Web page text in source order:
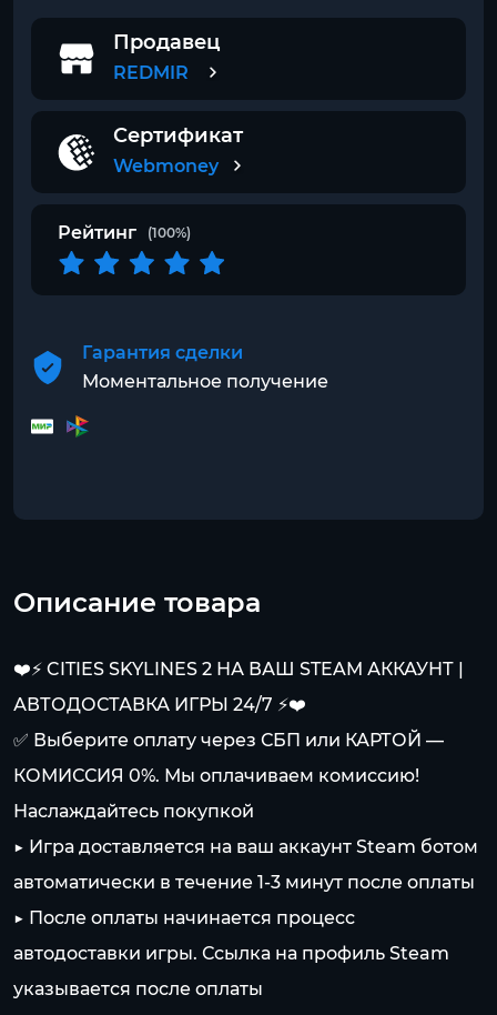
Продавец
REDMIR
Сертификат
Webmoney
Рейтинг (100%)
Гарантия сделки
Моментальное получение
Описание товара
❤️⚡️ CITIES SKYLINES 2 НА ВАШ STEAM АККАУНТ |
АВТОДОСТАВКА ИГРЫ 24/7 ⚡️❤️
✅ Выберите оплату через СБП или КАРТОЙ —
КОМИССИЯ 0%. Мы оплачиваем комиссию!
Наслаждайтесь покупкой
▶️ Игра доставляется на ваш аккаунт Steam ботом
автоматически в течение 1-3 минут после оплаты
▶️ После оплаты начинается процесс
автодоставки игры. Ссылка на профиль Steam
указывается после оплаты